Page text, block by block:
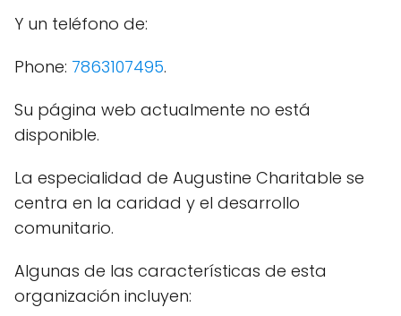
Y un teléfono de:
Phone: 7863107495.
Su página web actualmente no está
disponible.
La especialidad de Augustine Charitable se
centra en la caridad y el desarrollo
comunitario.
Algunas de las características de esta
organización incluyen: